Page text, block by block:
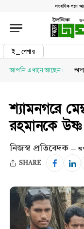
সাংবাদিক পদে
ই_পেপার
আপনি এখানে আছেন :
শ্যামনগরে
রহমানকে উষ্ণ
নিজস্ব প্রতিবেদক
SHARE